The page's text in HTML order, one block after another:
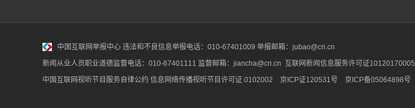
中国互联网举报中心 违法和不良信息举报电话：010-67401009 举报邮箱：jubao@cri.cn
新闻从业人员职业道德监督电话：010-67401111 监督邮箱：jiancha@cri.cn 互联网新闻信息服务许可证10120170005
中国互联网视听节目服务自律公约 信息网络传播视听节目许可证 0102002 京ICP证120531号 京ICP备05064898号